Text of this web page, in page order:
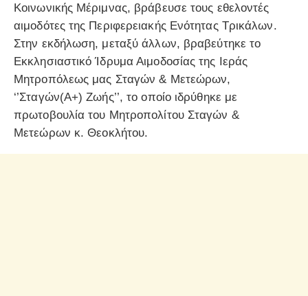
Κοινωνικής Μέριμνας, βράβευσε τους εθελοντές
αιμοδότες της Περιφερειακής Ενότητας Τρικάλων.
Στην εκδήλωση, μεταξύ άλλων, βραβεύτηκε το
Εκκλησιαστικό Ίδρυμα Αιμοδοσίας της Ιεράς
Μητροπόλεως μας Σταγών & Μετεώρων,
‘’Σταγών(Α+) Ζωής’’, το οποίο ιδρύθηκε με
πρωτοβουλία του Μητροπολίτου Σταγών &
Μετεώρων κ. Θεοκλήτου.